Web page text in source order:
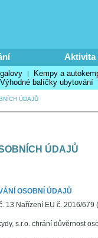
Aktivita
| Kempy a
Výhodné balíčky ubytování
ÚDAJŮ
ÚDAJŮ
OSOBNÍ ÚDAJŮ
13 Nařízení EU č. 2016/679
s.r.o. chrání důvěrnost